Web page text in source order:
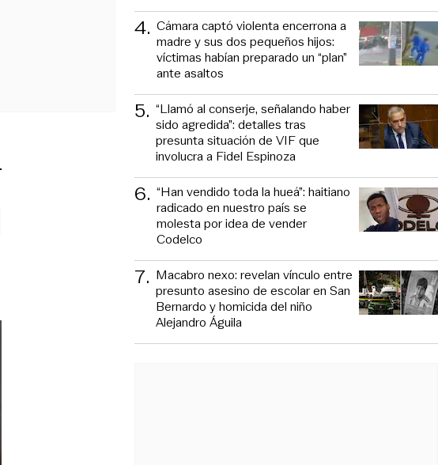
4. Cámara captó violenta encerrona a
madre y sus dos pequeños hijos:
víctimas habían preparado un “plan”
ante asaltos
5. “Llamó al conserje, señalando haber
sido agredida”: detalles tras
presunta situación de VIF que
involucra a Fidel Espinoza
6. “Han vendido toda la hueá”: haitiano
radicado en nuestro país se
molesta por idea de vender
Codelco
7. Macabro nexo: revelan vínculo entre
presunto asesino de escolar en San
Bernardo y homicida del niño
Alejandro Águila